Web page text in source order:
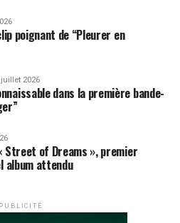
poignant de “Pleurer en
juillet 2026
dans la première bande-
Street of Dreams », premier
album attendu
PUBLICITÉ